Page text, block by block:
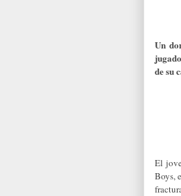
Un
de su
El
Boys,